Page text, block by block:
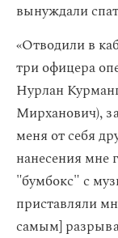
вынуждали
«Отводили в
три офицера
Нурлан
Мирханович),
меня от себя
нанесения мне
"бумбокс" с
приставляли
самым]